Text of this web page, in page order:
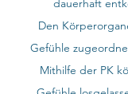
dauerhaft
Den
Gefühle
Mithilfe der PK